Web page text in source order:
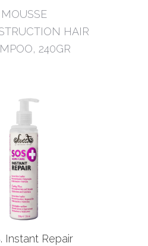
MOUSSE
HAIR
240GR
Instant Repair